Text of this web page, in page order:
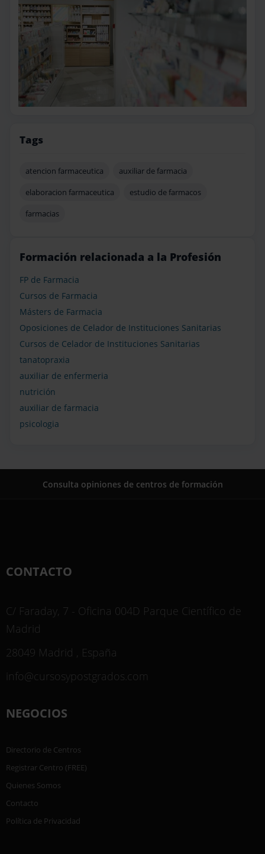
Tags
atencion farmaceutica
auxiliar de farmacia
elaboracion farmaceutica
estudio de farmacos
farmacias
Formación relacionada a la Profesión
FP de Farmacia
Cursos de Farmacia
Másters de Farmacia
Oposiciones de Celador de Instituciones Sanitarias
Cursos de Celador de Instituciones Sanitarias
tanatopraxia
auxiliar de enfermeria
nutrición
auxiliar de farmacia
psicologia
Consulta opiniones de centros de formación
CONTACTO
C/ Faraday, 7 - Oficina 004D Parque Científico de
Madrid
28049 Madrid , España
info@cursosypostgrados.com
NEGOCIOS
Directorio de Centros
Registrar Centro (FREE)
Quienes Somos
Contacto
Política de Privacidad